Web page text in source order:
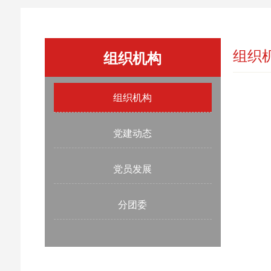
组织机构
组织机构
党建动态
党员发展
分团委
组织